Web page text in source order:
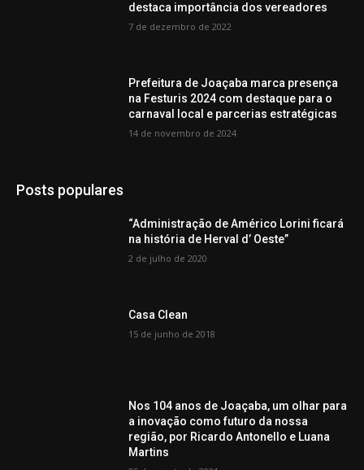
destaca importância dos vereadores
7 de dezembro de 2022
Prefeitura de Joaçaba marca presença
na Festuris 2024 com destaque para o
carnaval local e parcerias estratégicas
14 de novembro de 2024
Posts populares
“Administração de Américo Lorini ficará
na história de Herval d’ Oeste”
2 de julho de 2020
Casa Clean
15 de junho de 2018
Nos 104 anos de Joaçaba, um olhar para
a inovação como futuro da nossa
região, por Ricardo Antonello e Luana
Martins